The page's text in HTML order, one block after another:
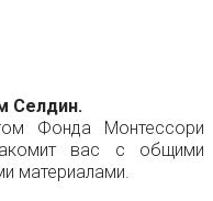
Селдин.
Фонда Монтессори
вас с общими
материалами.